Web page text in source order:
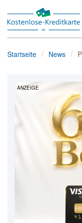
Startseite News
ANZEIGE